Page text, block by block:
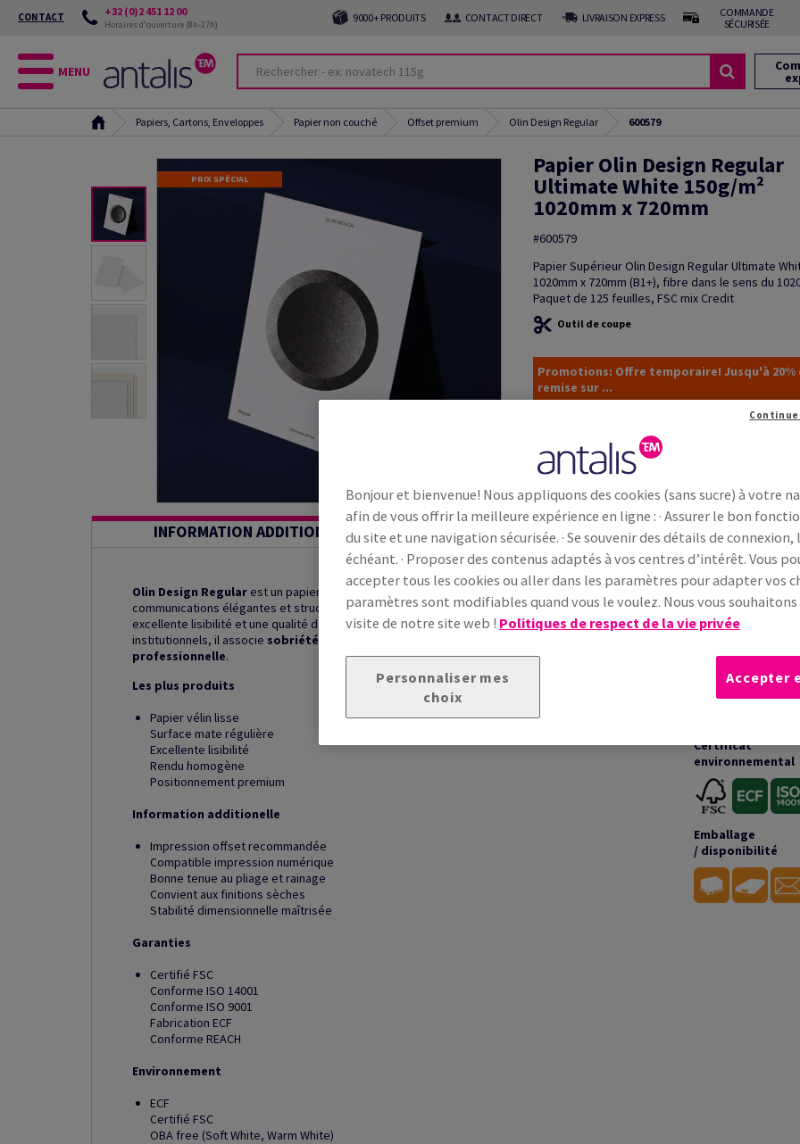
CONTACT +32 (0)2 451 12 00
Horaires d'ouverture (8h-17h) 9000+ PRODUITS CONTACT DIRECT LIVRAISON EXPRESS
COMMANDE
SÉCURISÉE
MENU
Papiers, Cartons, Enveloppes Papier non couché Offset premium Olin Design Regular 600579
PRIX SPÉCIAL
Papier Olin Design Regular
Ultimate White 150g/m²
1020mm x 720mm
#600579
Papier Supérieur Olin Design Regular Ultimate
1020mm x 720mm (B1+), fibre dans le sens du
Paquet de 125 feuilles, FSC mix Credit
Outil de coupe
Promotions: Offre temporaire! Jusqu'à 20%
remise sur ...
INFORMATION ADDITIONNELLE INFORMATIONS TECHNIQUES
Olin Design Regular est un papier de création vélin à la surface lisse et naturelle, conçu pour des
communications élégantes et structurées. Sa teinte équilibrée et son rendu mat garantissent une
excellente lisibilité et une qualité d’impression homogène. Adapté aux projets corporate et
institutionnels, il associe sobriété graphique
professionnelle.
Les plus produits
Papier vélin lisse
Surface mate régulière
Excellente lisibilité
Rendu homogène
Positionnement premium
Information additionelle
Impression offset recommandée
Compatible impression numérique
Bonne tenue au pliage et rainage
Convient aux finitions sèches
Stabilité dimensionnelle maîtrisée
Garanties
Certifié FSC
Conforme ISO 14001
Conforme ISO 9001
Fabrication ECF
Conforme REACH
Environnement
ECF
Certifié FSC
OBA free (Soft White, Warm White)
Garanties
Impression &
transformation
Certificat
environnemental
Emballage
/ disponibilité
Bonjour et bienvenue! Nous appliquons des cookies (sans sucre) à votre
afin de vous offrir la meilleure expérience en ligne : · Assurer le bon
du site et une navigation sécurisée. · Se souvenir des détails de connexion,
échéant. · Proposer des contenus adaptés à vos centres d’intérêt. Vous
accepter tous les cookies ou aller dans les paramètres pour adapter vos
paramètres sont modifiables quand vous le voulez. Nous vous souhaitons
visite de notre site web ! Politiques de respect de la vie privée
Personnaliser mes
choix
Accepter